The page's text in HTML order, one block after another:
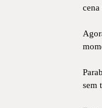
sem